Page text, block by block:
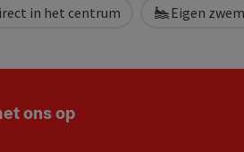
in het centrum Eigen
ons op